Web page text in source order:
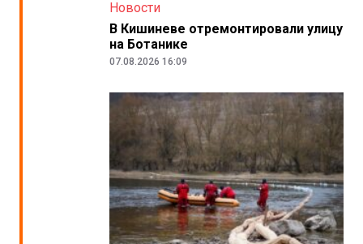
Новости
В Кишиневе отремонтировали улицу
на Ботанике
07.08.2026 16:09